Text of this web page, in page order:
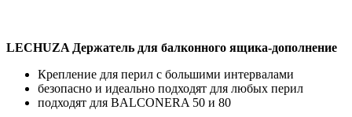
LECHUZA Держатель для балконного ящика-дополнение
Крепление для перил с большими интервалами
безопасно и идеально подходят для любых перил
подходят для BALCONERA 50 и 80